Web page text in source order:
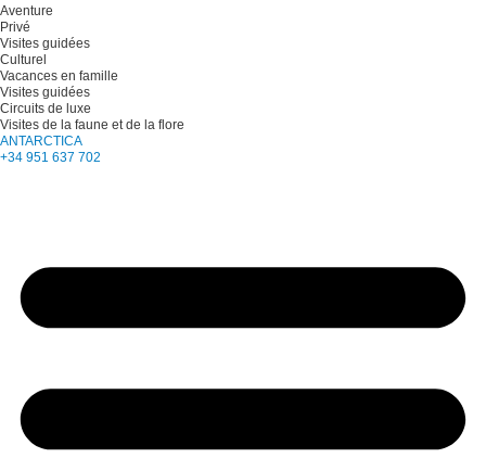
Aventure
Privé
Visites guidées
Culturel
Vacances en famille
Visites guidées
Circuits de luxe
Visites de la faune et de la flore
ANTARCTICA
+34 951 637 702